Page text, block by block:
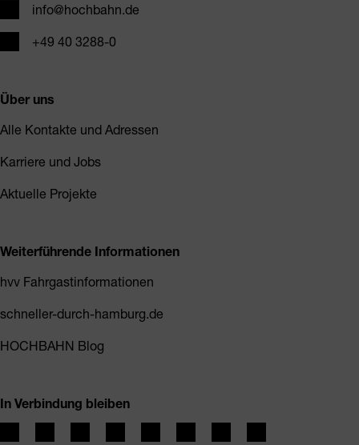
E-Mailinfo@hochbahn.de
Telefon+49 40 3288-0
Über uns
Alle Kontakte und Adressen
Karriere und Jobs
Aktuelle Projekte
Weiterführende Informationen
hvv Fahrgastinformationen
schneller-durch-hamburg.de
HOCHBAHN Blog
In Verbindung bleiben